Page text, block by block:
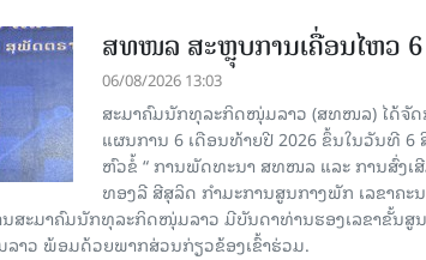
ສທໜລ ສະຫຼຸບການເຄື່ອນໄຫວ
06/08/2026 13:03
ສະມາຄົມນັກທຸລະກິດໜຸ່ມລາວ (ສທໜລ) ໄດ້ຈັດ
ແຜນການ 6 ເດືອນທ້າຍປີ 2026 ຂຶ້ນໃນວັນທີ
ຫົວຂໍ້ “ ການພັດທະນາ ສທໜລ ແລະ ການສົ່ງເ
ທອງລີ ສີສຸລິດ ກຳມະການສູນກາງພັກ ເລຂາຄ
ນສະມາຄົມນັກທຸລະກິດໜຸ່ມລາວ ມີບັນດາທ່ານຮອງເລຂາຂັ້ນ
າວ ພ້ອມດ້ວຍພາກສ່ວນກ່ຽວຂ້ອງເຂົ້າຮ່ວມ.